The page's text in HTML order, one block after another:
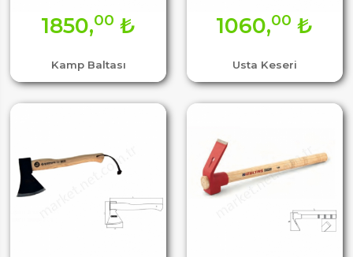
Kamp Baltası
1850,00 ₺
Usta Keseri
1060,00 ₺